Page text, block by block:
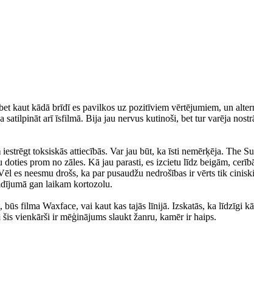
kaut kādā brīdī es pavilkos uz pozitīviem vērtējumiem, un
arī īsfilmā. Bija jau nervus kutinoši, bet tur varēja
toksiskās attiecībās. Var jau būt, ka īsti nemērķēja. The
prom no zāles. Kā jau parasti, es izcietu līdz beigām,
es neesmu drošs, ka par pusaudžu nedrošības ir vērts tik
gan laikam kortozolu.
filma Waxface, vai kaut kas tajās līnijā. Izskatās, ka līdzīgi
vienkārši ir mēģinājums slaukt žanru, kamēr ir haips.